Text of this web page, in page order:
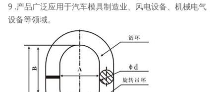
9 .产品广泛应用于汽车模具制造业、风电设备、机械电气
设备等领域。